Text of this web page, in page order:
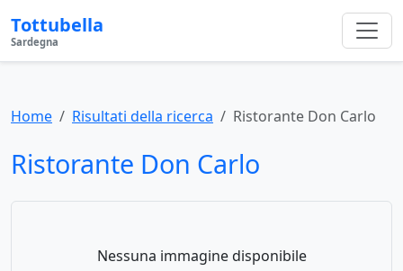
Tottubella
Sardegna
Home Risultati della ricerca Ristorante Don Carlo
Ristorante Don Carlo
Nessuna immagine disponibile